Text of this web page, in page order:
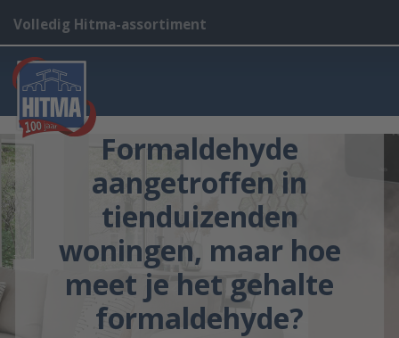
Volledig Hitma-assortiment
Formaldehyde
aangetroffen in
tienduizenden
woningen, maar hoe
meet je het gehalte
formaldehyde?